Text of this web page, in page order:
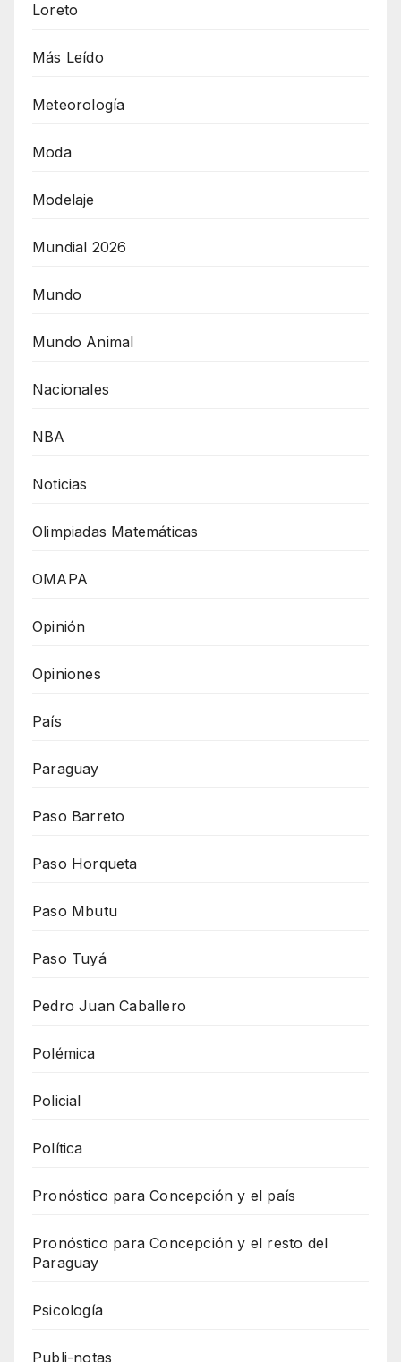
Loreto
Más Leído
Meteorología
Moda
Modelaje
Mundial 2026
Mundo
Mundo Animal
Nacionales
NBA
Noticias
Olimpiadas Matemáticas
OMAPA
Opinión
Opiniones
País
Paraguay
Paso Barreto
Paso Horqueta
Paso Mbutu
Paso Tuyá
Pedro Juan Caballero
Polémica
Policial
Política
Pronóstico para Concepción y el país
Pronóstico para Concepción y el resto del
Paraguay
Psicología
Publi-notas